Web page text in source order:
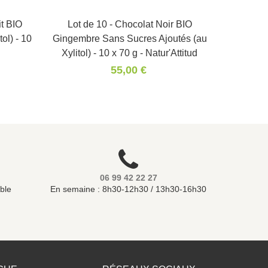
BIO
- 10
Panier
Lot de 10 - Chocolat Noir BIO
Gingembre Sans Sucres Ajoutés (au
Xylitol) - 10 x 70 g - Natur'Attitud
55,00 €
06 99 42 22 27
En semaine : 8h30-12h30 / 13h30-16h30